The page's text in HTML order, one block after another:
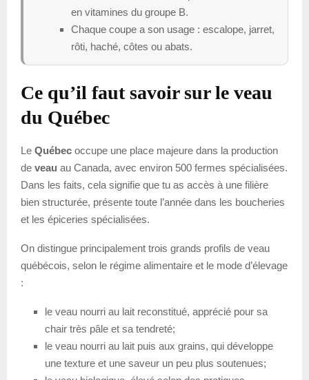
en vitamines du groupe B.
Chaque coupe a son usage : escalope, jarret,
rôti, haché, côtes ou abats.
Ce qu’il faut savoir sur le veau
du Québec
Le Québec occupe une place majeure dans la production
de veau au Canada, avec environ 500 fermes spécialisées.
Dans les faits, cela signifie que tu as accès à une filière
bien structurée, présente toute l’année dans les boucheries
et les épiceries spécialisées.
On distingue principalement trois grands profils de veau
québécois, selon le régime alimentaire et le mode d’élevage
:
le veau nourri au lait reconstitué, apprécié pour sa
chair très pâle et sa tendreté;
le veau nourri au lait puis aux grains, qui développe
une texture et une saveur un peu plus soutenues;